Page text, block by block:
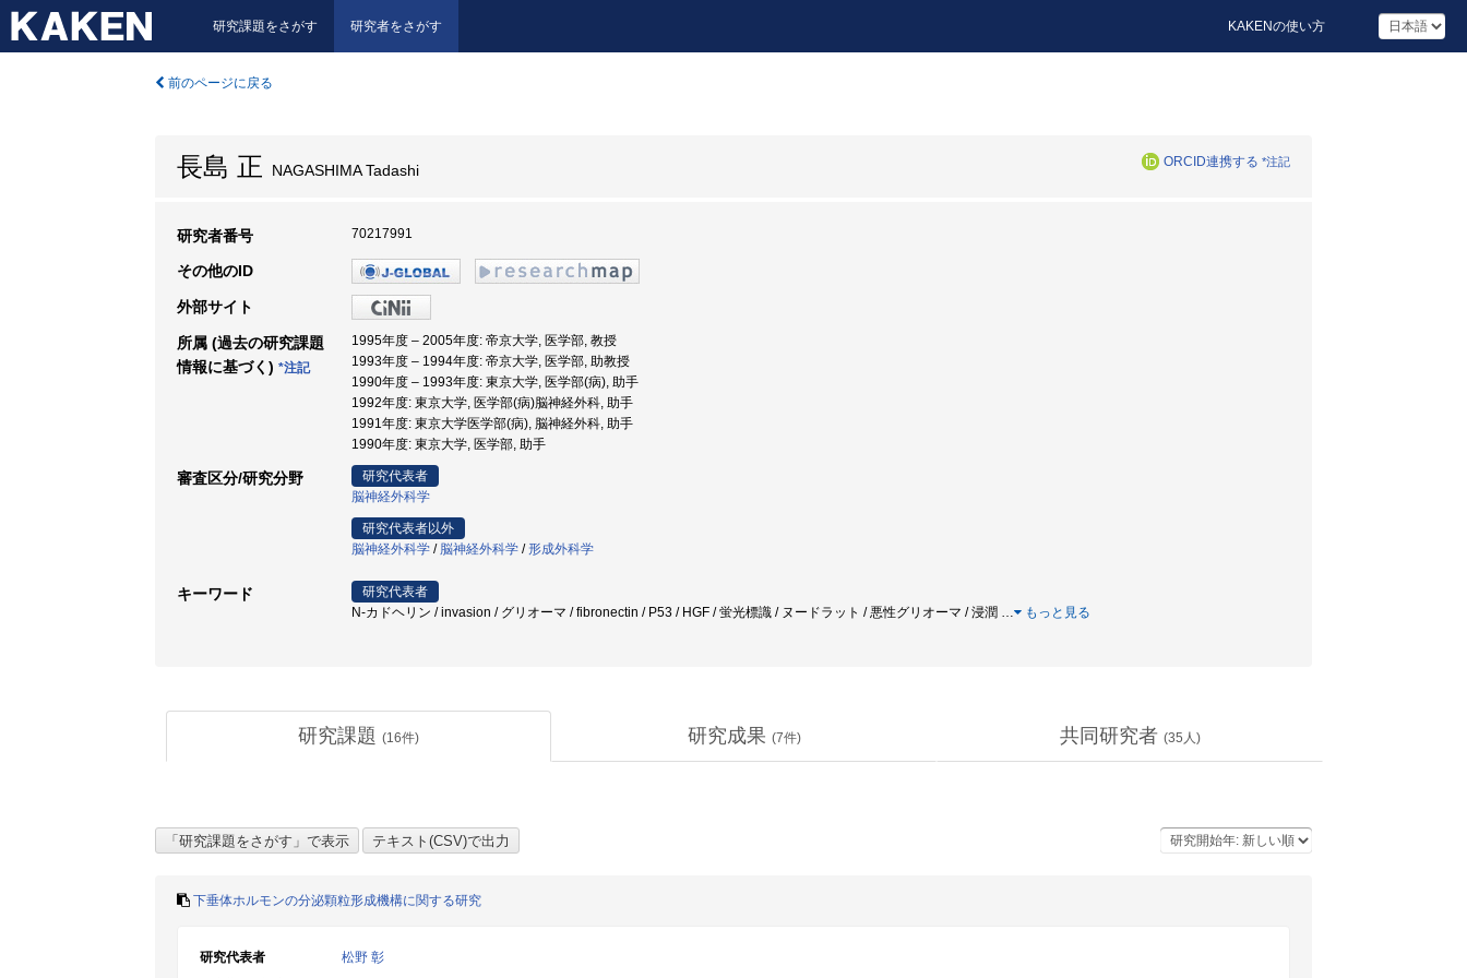
研究課題をさがす 研究者をさがす KAKENの使い方
前のページに戻る
長島 正 NAGASHIMA Tadashi ORCID連携する *注記
研究者番号 70217991
その他のID
外部サイト
所属 (過去の研究課題
情報に基づく) *注記
1995年度 – 2005年度: 帝京大学, 医学部, 教授
1993年度 – 1994年度: 帝京大学, 医学部, 助教授
1990年度 – 1993年度: 東京大学, 医学部(病), 助手
1992年度: 東京大学, 医学部(病)脳神経外科, 助手
1991年度: 東京大学医学部(病), 脳神経外科, 助手
1990年度: 東京大学, 医学部, 助手
審査区分/研究分野
研究代表者
脳神経外科学
研究代表者以外
脳神経外科学 / 脳神経外科学 /形成外科学
キーワード
研究代表者
N-カドヘリン / invasion / グリオーマ / fibronectin / P53 / HGF / 蛍光標識 / ヌードラット / 悪性グリオーマ / 浸潤 … もっと見る
研究課題 (16件) 研究成果 (7件) 共同研究者 (35 人)
下垂体ホルモンの分泌顆粒形成機構に関する研究
研究代表者
松野 彰